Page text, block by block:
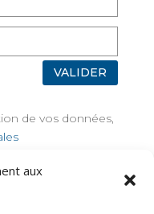
aux
VALIDER
de vos données,